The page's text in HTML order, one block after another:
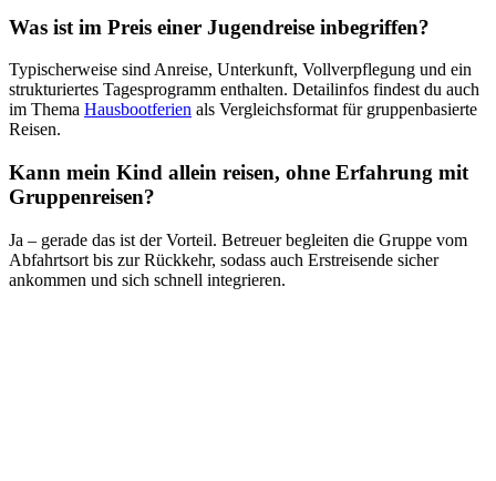
Was ist im Preis einer Jugendreise inbegriffen?
Typischerweise sind Anreise, Unterkunft, Vollverpflegung und ein
strukturiertes Tagesprogramm enthalten. Detailinfos findest du auch
im Thema Hausbootferien als Vergleichsformat für gruppenbasierte
Reisen.
Kann mein Kind allein reisen, ohne Erfahrung mit
Gruppenreisen?
Ja – gerade das ist der Vorteil. Betreuer begleiten die Gruppe vom
Abfahrtsort bis zur Rückkehr, sodass auch Erstreisende sicher
ankommen und sich schnell integrieren.